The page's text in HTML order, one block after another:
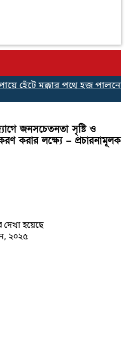
হেঁটে মক্কার পথে হজ
জনসচেতনতা সৃষ্টি ও
করার লক্ষ্যে – প্রচারনামূলক
হয়েছে
২০২৫